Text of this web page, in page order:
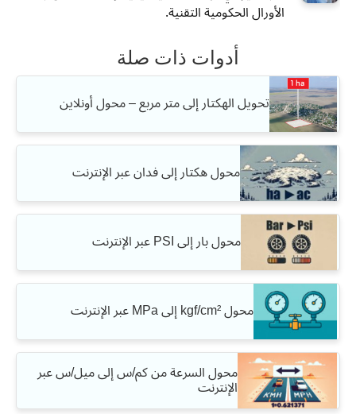
الأورال الحكومية التقنية.
أدوات ذات صلة
تحويل الهكتار إلى متر مربع – محول أونلاين
محول هكتار إلى فدان عبر الإنترنت
محول بار إلى PSI عبر الإنترنت
محول kgf/cm² إلى MPa عبر الإنترنت
محول السرعة من كم/س إلى ميل/س عبر
الإنترنت